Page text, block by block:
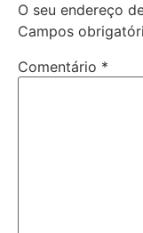
O seu endereço
Campos
Comentário *